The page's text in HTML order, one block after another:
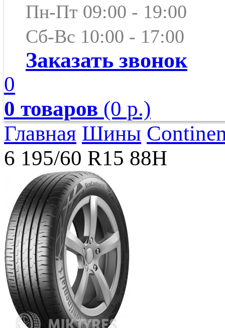
Пн-Пт 09:00 - 19:00
Сб-Вс 10:00 - 17:00
Заказать звонок
0
0 товаров (0 р.)
Главная Шины
6 195/60 R15 88H